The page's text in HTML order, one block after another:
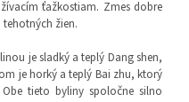
ťažkostiam. Zmes dobre
žien.
je sladký a teplý Dang shen,
je horký a teplý Bai zhu, ktorý
tieto byliny spoločne silno